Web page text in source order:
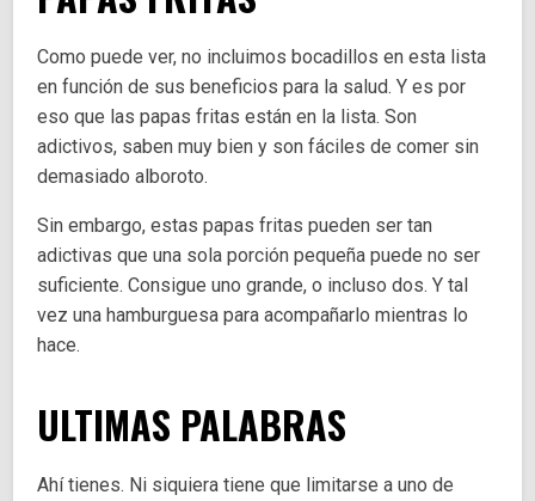
Como puede ver, no incluimos bocadillos en esta lista
en función de sus beneficios para la salud. Y es por
eso que las papas fritas están en la lista. Son
adictivos, saben muy bien y son fáciles de comer sin
demasiado alboroto.
Sin embargo, estas papas fritas pueden ser tan
adictivas que una sola porción pequeña puede no ser
suficiente. Consigue uno grande, o incluso dos. Y tal
vez una hamburguesa para acompañarlo mientras lo
hace.
ULTIMAS PALABRAS
Ahí tienes. Ni siquiera tiene que limitarse a uno de